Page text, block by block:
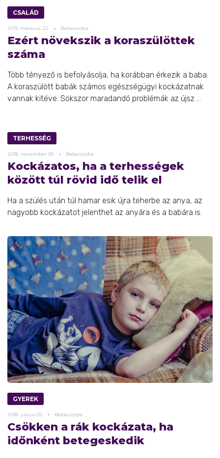
CSALÁD
2019. március 22. Babaszoba
Ezért növekszik a koraszülöttek
száma
Több tényező is befolyásolja, ha korábban érkezik a baba.
A koraszülött babák számos egészségügyi kockázatnak
vannak kitéve. Sokszor maradandó problémák az újsz ...
TERHESSÉG
2018. november 06. Babaszoba
Kockázatos, ha a terhességek
között túl rövid idő telik el
Ha a szülés után túl hamar esik újra teherbe az anya, az
nagyobb kockázatot jelenthet az anyára és a babára is.
GYEREK
2018. július 02. Babaszoba
Csökken a rák kockázata, ha
időnként betegeskedik